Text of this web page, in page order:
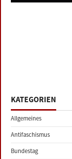
KATEGORIEN
Allgemeines
Antifaschismus
Bundestag